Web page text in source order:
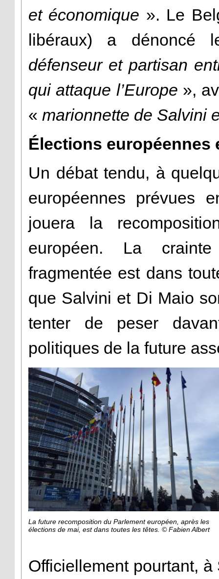
et économique ». Le
libéraux) a dénoncé
défenseur et partisan
qui attaque l’Europe »,
« marionnette de Salvini
Élections européennes
Un débat tendu, à
européennes prévues
jouera la
européen. La
fragmentée est dans
que Salvini et Di Maio
tenter de peser
politiques de la future
La future recomposition du Parlement européen, après les
élections de mai, est dans toutes les têtes. © Fabien Albert
Officiellement pourtant, à